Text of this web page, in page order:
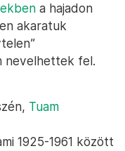
a hajadon
akaratuk
nevelhettek fel.
Tuam
1925-1961 között